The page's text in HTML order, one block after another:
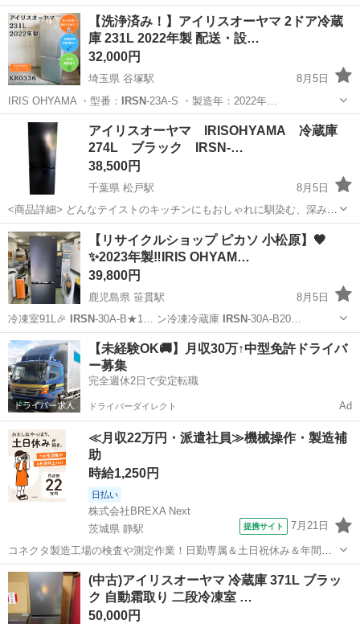
【洗浄済み！】アイリスオーヤマ 2ドア冷蔵
庫 231L 2022年製 配送・設…
32,000円
埼玉県 谷塚駅
8月5日
IRIS OHYAMA ・型番： IRSN-23A-S ・製造年：2022年…
埼玉 草加市 谷塚駅 キッチン家電 アイリスオーヤマ
アイリスオーヤマ IRISOHYAMA 冷蔵庫
274L ブラック IRSN-…
38,500円
千葉県 松戸駅
8月5日
<商品詳細> どんなテイストのキッチンにもおしゃれに馴染む、深みの
あるブラックカラーが印象的な2ドア冷凍冷蔵庫です。スリムな省スペ
ース設計ながら、頼もしい大容量を実現しています。まとめ買いや作
り置きの保存に最適な「100...
千葉 松戸市 松戸駅 キッチン家電
【リサイクルショップ ピカソ 小松原】🖤
✨2023年製‼️IRIS OHYAM…
39,800円
鹿児島県 笹貫駅
8月5日
冷凍室91L🎉
IRSN-30A-B★1… ン冷凍冷蔵庫 IRSN-30A-B20…
鹿児島 鹿児島市 笹貫駅 キッチン家電 IRSN
【未経験OK🚚】月収30万↑中型免許ドライバ
ー募集
完全週休2日で安定転職
ドライバーダイレクト Ad
≪月収22万円・派遣社員≫機械操作・製造補
助
時給1,250円
日払い
株式会社BREXA Next
茨城県 静駅
提携サイト 7月21日
コネクタ製造工場の検査や測定作業！日勤専属＆土日祝休み＆年間休
日128日★クリーンルーム内作業★マイカー通勤OK＆無料駐車場あり
★就業先食堂利用可！日払い制度あり！《茨城県常陸大宮市》 人気の
工場のお仕事 ◇コネクタ製造工...
茨城 常陸大宮市 静駅 その他
(中古)アイリスオーヤマ 冷蔵庫 371L ブラッ
ク 自動霜取り 二段冷凍室 …
50,000円